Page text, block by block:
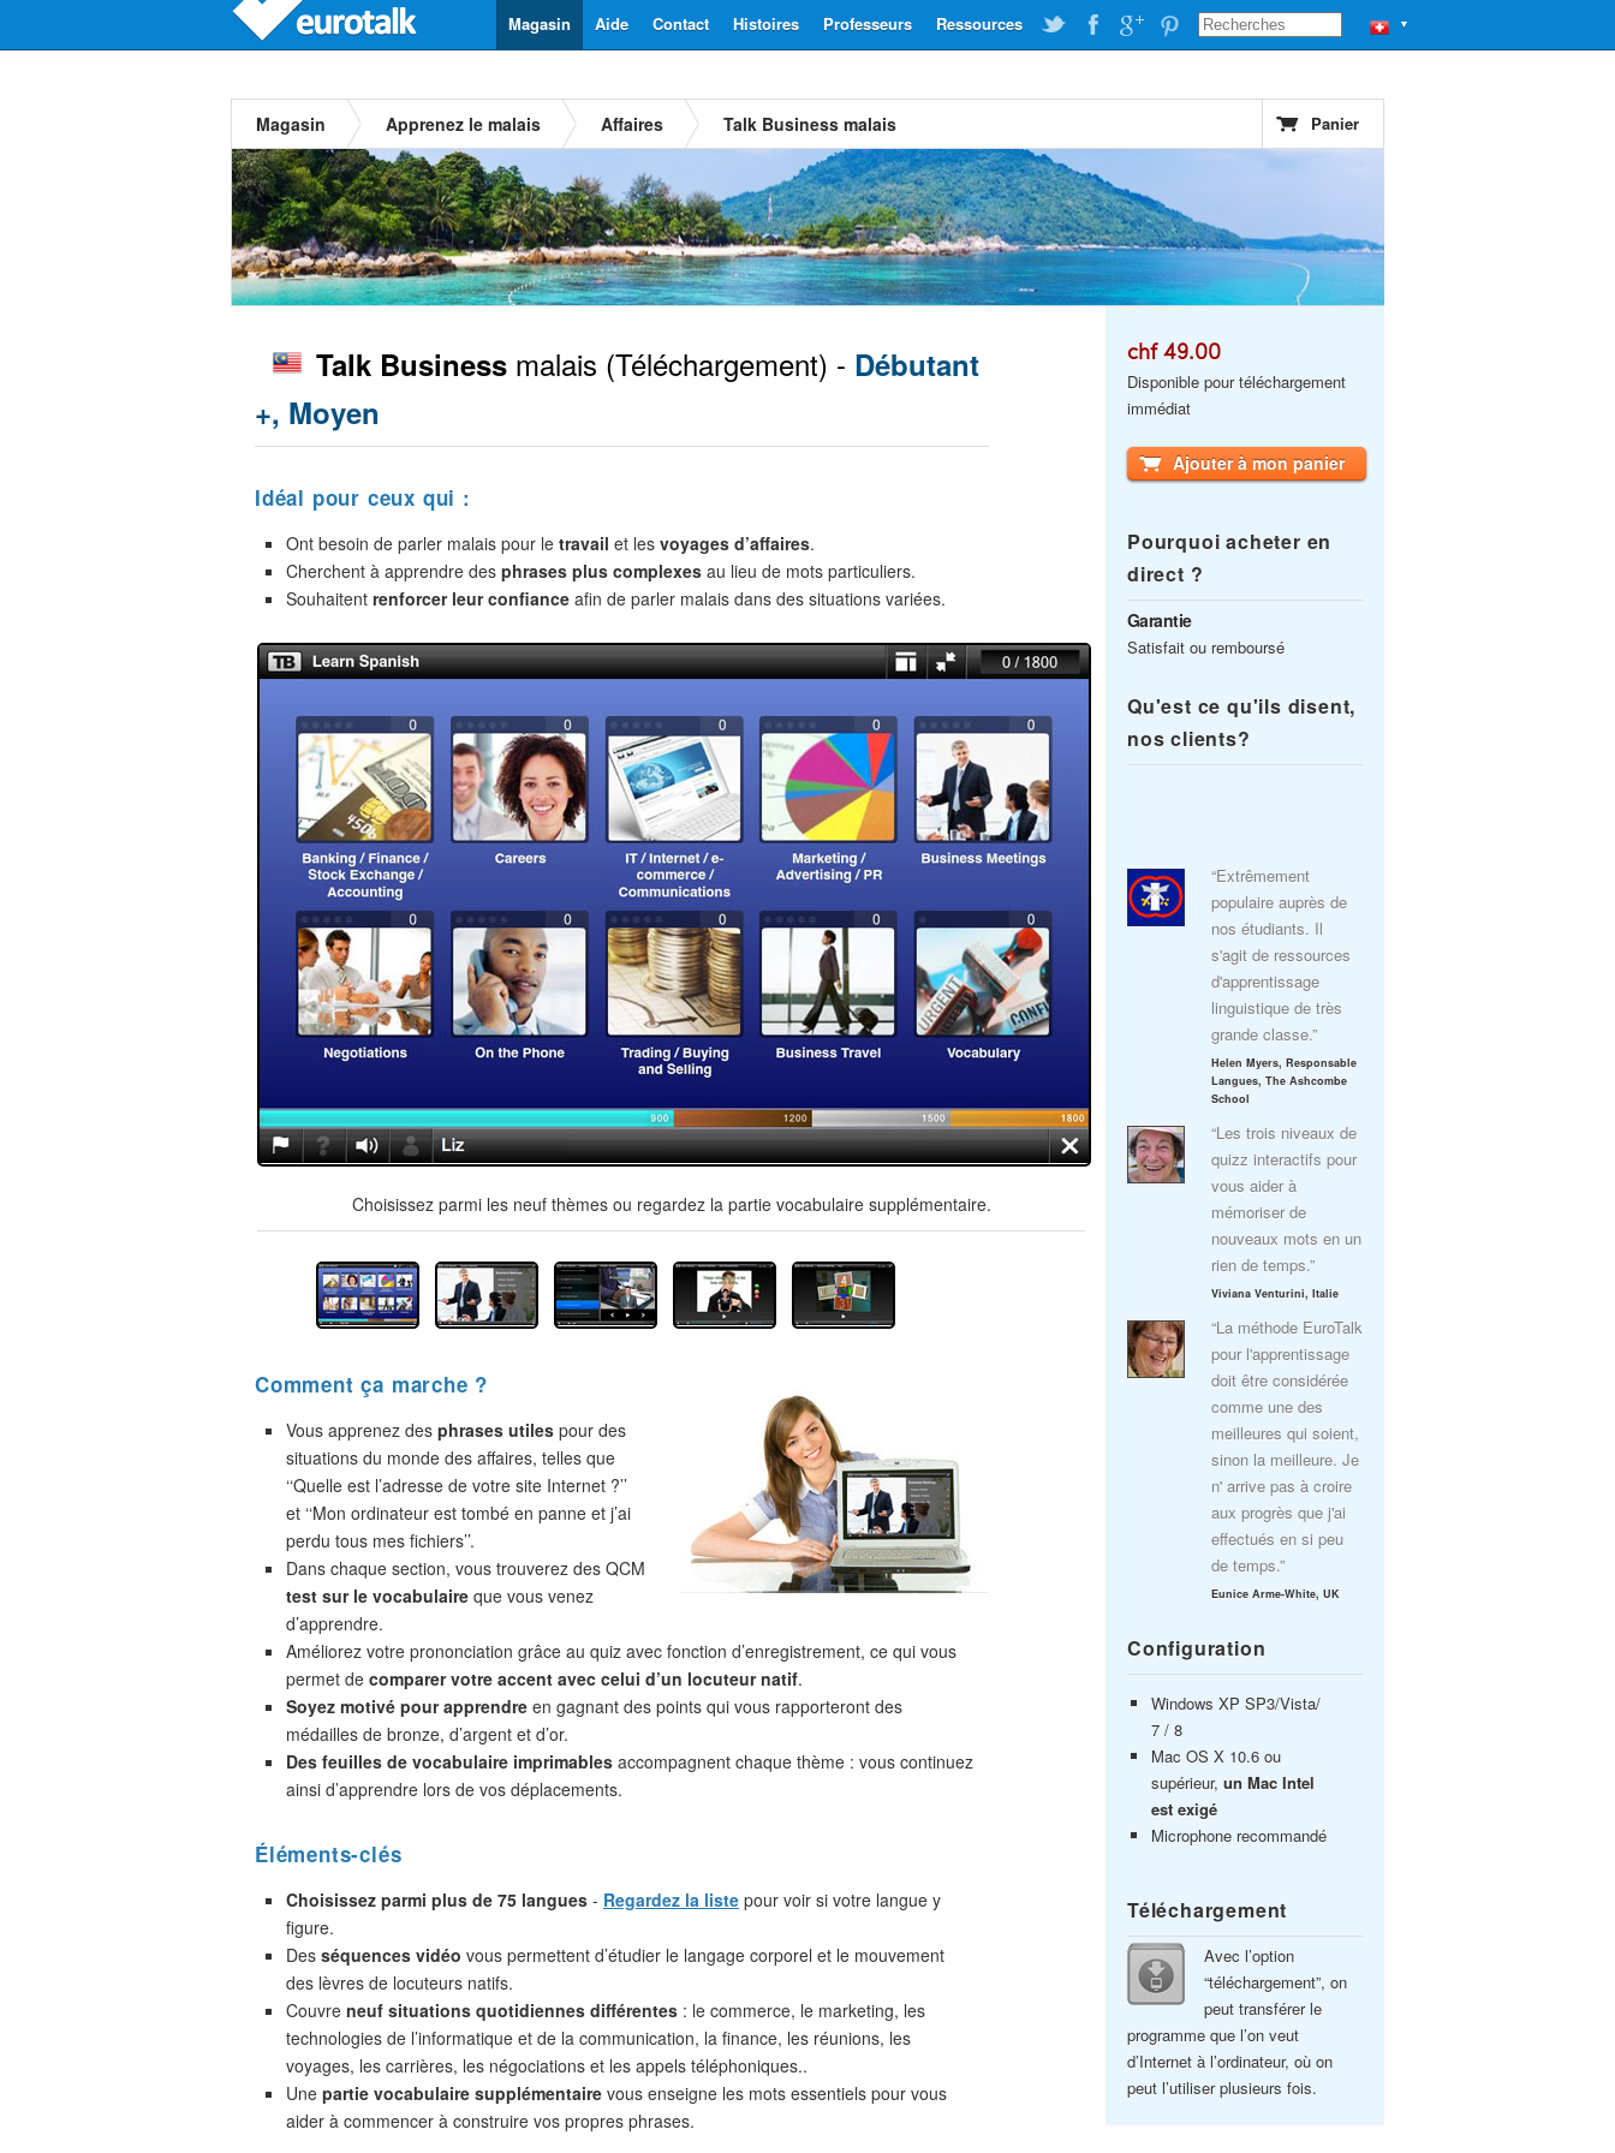
▼
Ressources
Professeurs
Histoires
Contact
Aide
Magasin
Magasin Apprenez le malais Affaires Talk Business malais Panier
Talk Business malais (Téléchargement) - Débutant
+, Moyen
Idéal pour ceux qui :
Ont besoin de parler malais pour le travail et les voyages d’affaires.
Cherchent à apprendre des phrases plus complexes au lieu de mots particuliers.
Souhaitent renforcer leur confiance afin de parler malais dans des situations variées.
Choisissez parmi les neuf thèmes ou regardez la partie vocabulaire supplémentaire.
Comment ça marche ?
Vous apprenez des phrases utiles pour des
situations du monde des affaires, telles que
‘‘Quelle est l’adresse de votre site Internet ?’’
et ‘‘Mon ordinateur est tombé en panne et j’ai
perdu tous mes fichiers’’.
Dans chaque section, vous trouverez des QCM
test sur le vocabulaire que vous venez
d’apprendre.
Améliorez votre prononciation grâce au quiz avec fonction d’enregistrement, ce qui vous
permet de comparer votre accent avec celui d’un locuteur natif.
Soyez motivé pour apprendre en gagnant des points qui vous rapporteront des
médailles de bronze, d’argent et d’or.
Des feuilles de vocabulaire imprimables accompagnent chaque thème : vous continuez
ainsi d’apprendre lors de vos déplacements.
Éléments-clés
Choisissez parmi plus de 75 langues - Regardez la liste pour voir si votre langue y
figure.
Des séquences vidéo vous permettent d’étudier le langage corporel et le mouvement
des lèvres de locuteurs natifs.
Couvre neuf situations quotidiennes différentes : le commerce, le marketing, les
technologies de l’informatique et de la communication, la finance, les réunions, les
voyages, les carrières, les négociations et les appels téléphoniques..
Une partie vocabulaire supplémentaire vous enseigne les mots essentiels pour vous
aider à commencer à construire vos propres phrases.
chf 49.00
Disponible pour téléchargement
immédiat
Ajouter à mon panier
Pourquoi acheter en
direct ?
Garantie
Satisfait ou remboursé
Qu'est ce qu'ils disent,
nos clients?
“Extrêmement
populaire auprès de
nos étudiants. Il
s'agit de ressources
d'apprentissage
linguistique de très
grande classe.”
Helen Myers, Responsable
Langues, The Ashcombe
School
“Les trois niveaux de
quizz interactifs pour
vous aider à
mémoriser de
nouveaux mots en un
rien de temps.”
Viviana Venturini, Italie
“La méthode EuroTalk
pour l'apprentissage
doit être considérée
comme une des
meilleures qui soient,
sinon la meilleure. Je
n' arrive pas à croire
aux progrès que j'ai
effectués en si peu
de temps.”
Eunice Arme-White, UK
Configuration
Windows XP SP3/Vista/
7 / 8
Mac OS X 10.6 ou
supérieur, un Mac Intel
est exigé
Microphone recommandé
Téléchargement
Avec l’option
“téléchargement”, on
peut transférer le
programme que l’on veut
d’Internet à l’ordinateur, où on
peut l’utiliser plusieurs fois.